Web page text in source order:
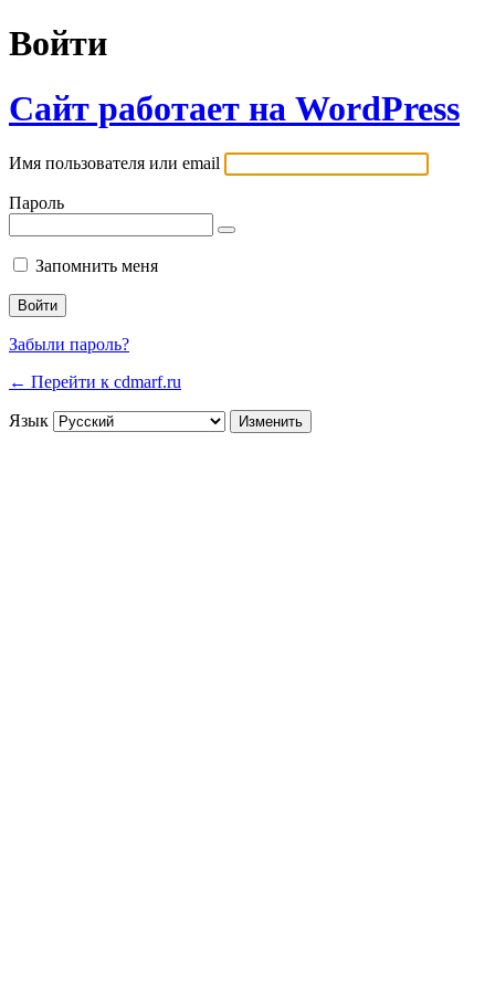
Войти
Сайт работает на WordPress
Имя пользователя или email
Пароль
Запомнить меня
Забыли пароль?
← Перейти к cdmarf.ru
Язык